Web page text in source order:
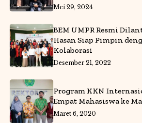
Mei 29, 2024
BEM UMPR Resmi
Hasan Siap Pimpin
Kolaborasi
Desember 21, 2022
Program KKN
Empat Mahasiswa ke
Maret 6, 2020